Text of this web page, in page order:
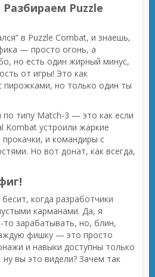
Puzzle
в Puzzle Combat, и знаешь,
— просто огонь, а
но есть один жирный минус,
от игры! Это как
пирожками, но только один ты
по типу Match-3 — это как если
Kombat устроили жаркие
прокачки, и командиры с
Но вот донат, как всегда,
когда разработчики
карманами. Да, я
зарабатывать, но, блин,
фишку — это просто
и навыки доступны только
вы это видели? Зачем так